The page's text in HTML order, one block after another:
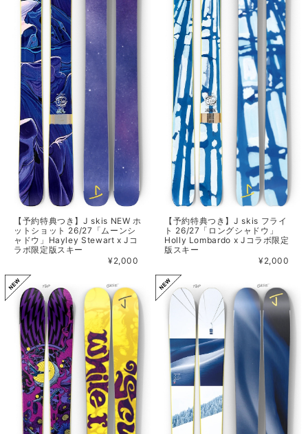
【予約特典つき】J skis NEW ホ
ットショット 26/27「ムーンシ
ャドウ」Hayley Stewart x Jコ
ラボ限定版スキー
¥2,000
【予約特典つき】J skis フライ
ト 26/27「ロングシャドウ」
Holly Lombardo x Jコラボ限定
版スキー
¥2,000